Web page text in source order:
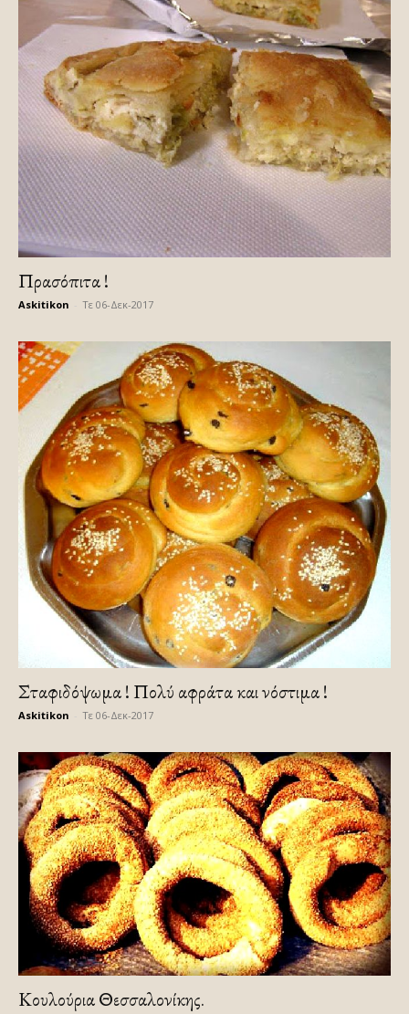
Πρασόπιτα !
Askitikon Τε 06-Δεκ-2017
Σταφιδόψωμα ! Πολύ αφράτα και νόστιμα !
Askitikon Τε 06-Δεκ-2017
Κουλούρια Θεσσαλονίκης.